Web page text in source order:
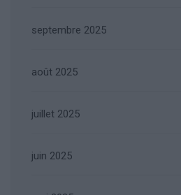
septembre 2025
août 2025
juillet 2025
juin 2025